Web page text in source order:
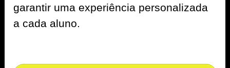
garantir uma experiência personalizada
a cada aluno.